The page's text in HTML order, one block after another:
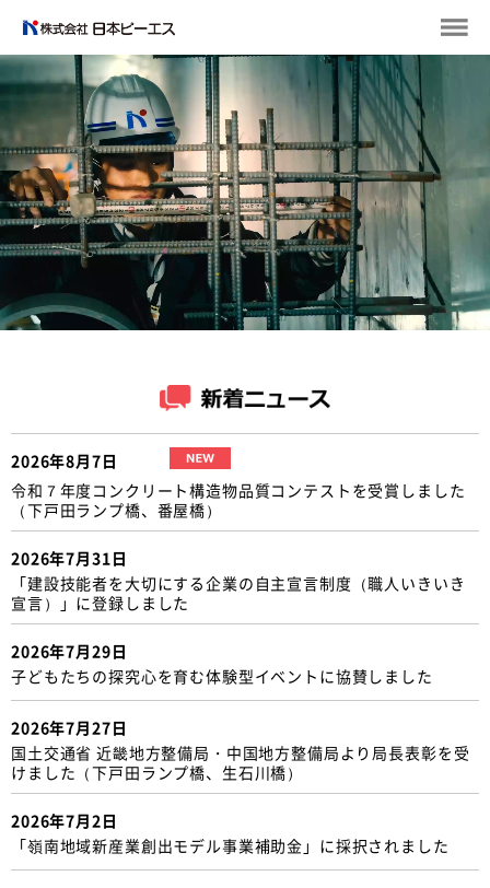
2026年8月7日
令和７年度コンクリート構造物品質コンテストを受賞しました
（下戸田ランプ橋、番屋橋）
2026年7月31日
「建設技能者を大切にする企業の自主宣言制度（職人いきいき
宣言）」に登録しました
2026年7月29日
子どもたちの探究心を育む体験型イベントに協賛しました
2026年7月27日
国土交通省 近畿地方整備局・中国地方整備局より局長表彰を受
けました（下戸田ランプ橋、生石川橋）
2026年7月2日
「嶺南地域新産業創出モデル事業補助金」に採択されました